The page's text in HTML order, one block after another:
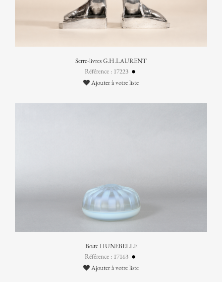
Serre-livres G.H.LAURENT
Référence : 17223
Ajouter à votre liste
Boîte HUNEBELLE
Référence : 17163
Ajouter à votre liste